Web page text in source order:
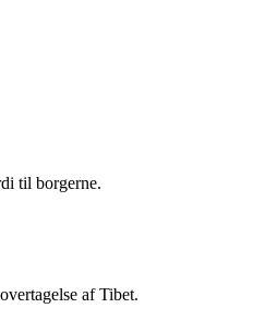
til borgerne.
af Tibet.